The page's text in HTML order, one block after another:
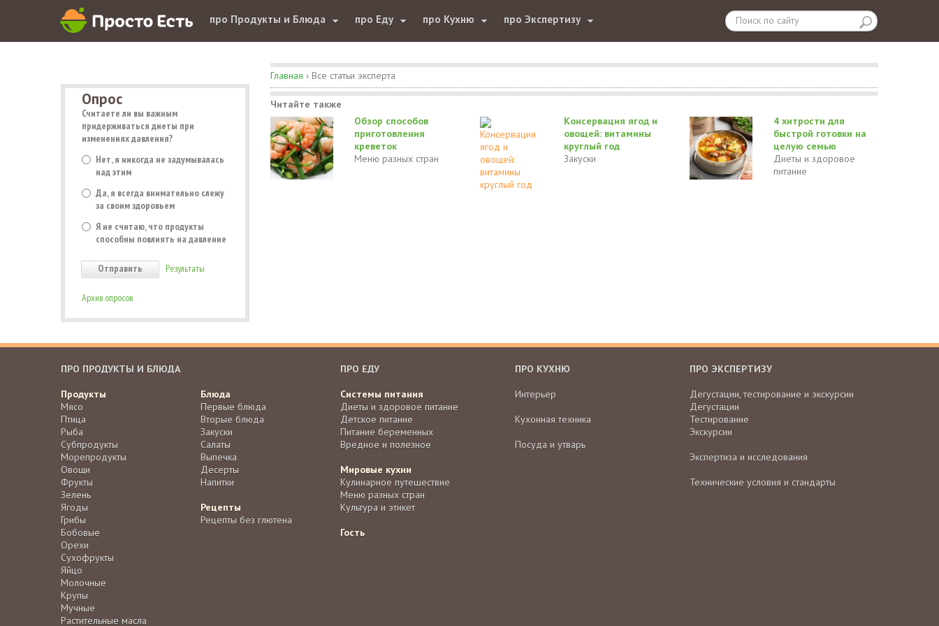
про Продукты и Блюда про Еду про Кухню про Экспертизу
Опрос
Считаете ли вы важным
придерживаться диеты при
изменениях давления?
Нет, я никогда не задумывалась
над этим
Да, я всегда внимательно слежу
за своим здоровьем
Я не считаю, что продукты
способны повлиять на давление
Результаты
Архив опросов
Главная › Все статьи эксперта
Читайте также
Обзор способов
приготовления
креветок
Меню разных стран
Консервация ягод и
овощей: витамины
круглый год
Закуски
4 хитрости для
быстрой готовки на
целую семью
Диеты и здоровое
питание
ПРО ПРОДУКТЫ И БЛЮДА
Продукты
Мясо
Птица
Рыба
Субпродукты
Морепродукты
Овощи
Фрукты
Зелень
Ягоды
Грибы
Бобовые
Орехи
Сухофрукты
Яйцо
Молочные
Крупы
Мучные
Растительные масла
Блюда
Первые блюда
Вторые блюда
Закуски
Салаты
Выпечка
Десерты
Напитки
Рецепты
Рецепты без глютена
ПРО ЕДУ
Системы питания
Диеты и здоровое питание
Детское питание
Питание беременных
Вредное и полезное
Мировые кухни
Кулинарное путешествие
Меню разных стран
Культура и этикет
Гость
ПРО КУХНЮ
Интерьер
Кухонная техника
Посуда и утварь
ПРО ЭКСПЕРТИЗУ
Дегустации, тестирование и экскурсии
Дегустации
Тестирование
Экскурсии
Экспертиза и исследования
Технические условия и стандарты